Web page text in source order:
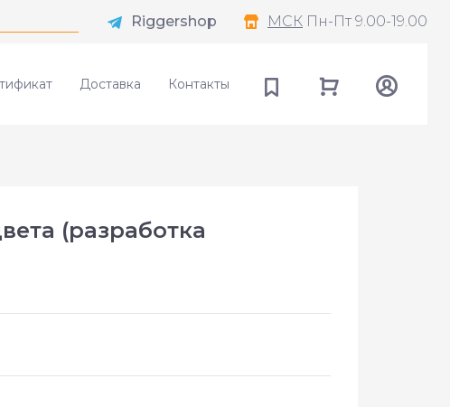
Riggershop МСК Пн-Пт 9.00-19.00
Доставка Контакты
(разработка